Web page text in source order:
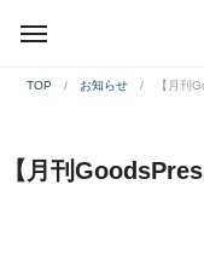
TOP お知らせ 【月刊
【月刊